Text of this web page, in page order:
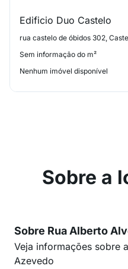
Edificio Duo Castelo
rua castelo de óbidos 302,
Sem informação do m²
Nenhum imóvel disponível
Sobre a
Sobre Rua Alberto
Veja informações sobre
Azevedo